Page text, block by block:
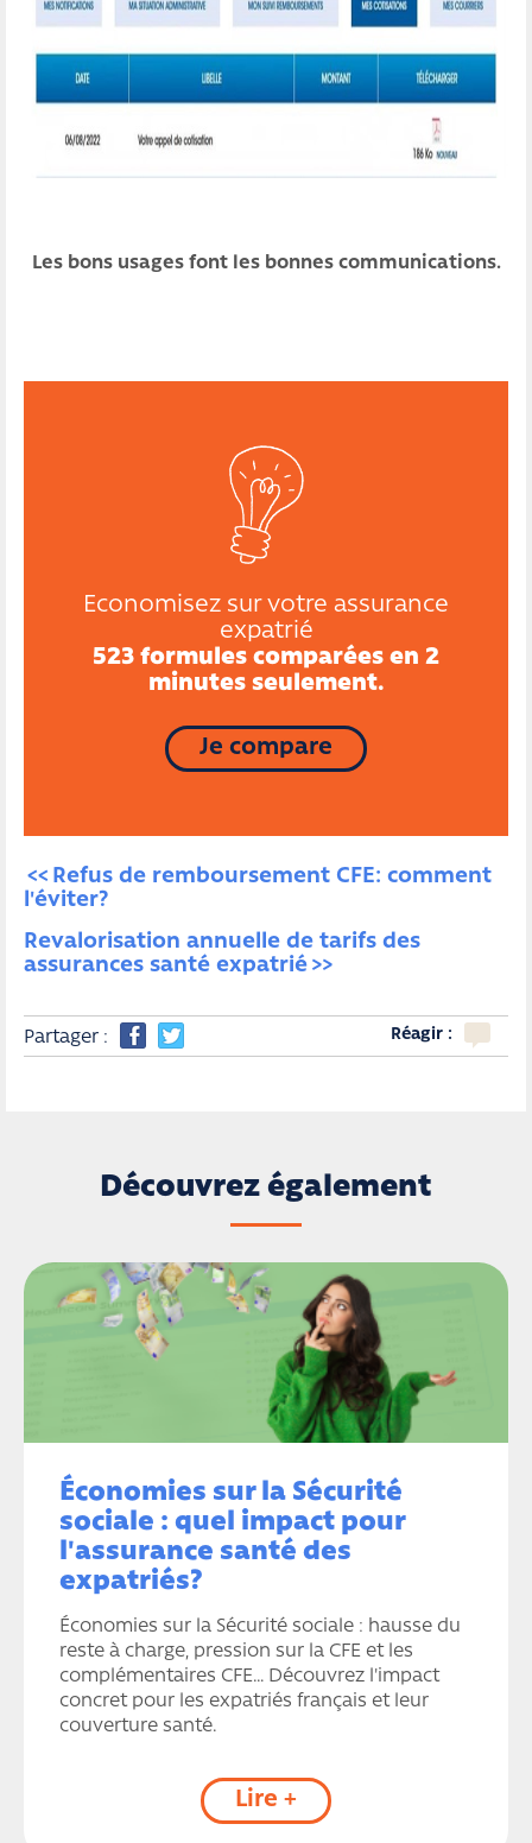
Les bons usages font les bonnes communications.
Economisez sur votre assurance
expatrié
523 formules comparées en 2
minutes seulement.
Je compare
Refus de remboursement CFE: comment
l'éviter?
Revalorisation annuelle de tarifs des
assurances santé expatrié
Partager : Réagir :
Découvrez également
Économies sur la Sécurité
sociale : quel impact pour
l'assurance santé des
expatriés?
Économies sur la Sécurité sociale : hausse du
reste à charge, pression sur la CFE et les
complémentaires CFE… Découvrez l'impact
concret pour les expatriés français et leur
couverture santé.
Lire +